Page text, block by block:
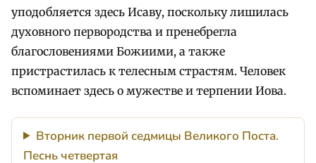
уподобляется здесь Исаву, поскольку лишилась
духовного первородства и пренебрегла
благословениями Божиими, а также
пристрастилась к телесным страстям. Человек
вспоминает здесь о мужестве и терпении Иова.
Вторник первой седмицы Великого Поста.
Песнь четвертая